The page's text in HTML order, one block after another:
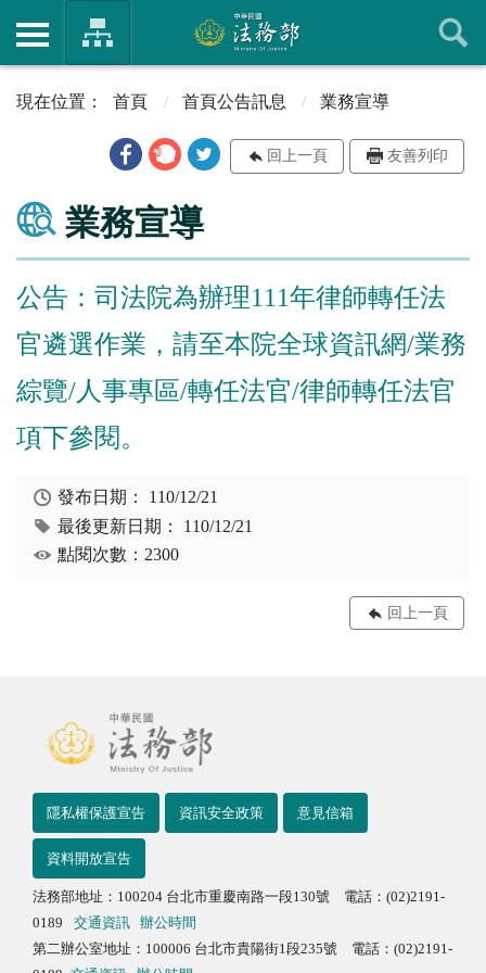
首頁 首頁公告訊息 業務宣導
回上一頁 友善列印
業務宣導
公告：司法院為辦理111年律師轉任法
官遴選作業，請至本院全球資訊網/業務
綜覽/人事專區/轉任法官/律師轉任法官
項下參閱。
發布日期： 110/12/21
最後更新日期： 110/12/21
點閱次數：2300
回上一頁
隱私權保護宣告 資訊安全政策 意見信箱
資料開放宣告
法務部地址：100204 台北市重慶南路一段130號 電話：(02)2191-
0189
交通資訊
辦公時間
第二辦公室地址：100006 台北市貴陽街1段235號 電話：(02)2191-